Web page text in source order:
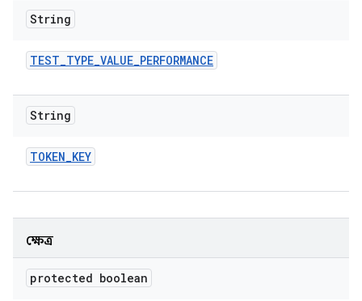
String
TEST_TYPE_VALUE_PERFORMANCE
String
TOKEN_KEY
ক্ষেত্র
protected boolean